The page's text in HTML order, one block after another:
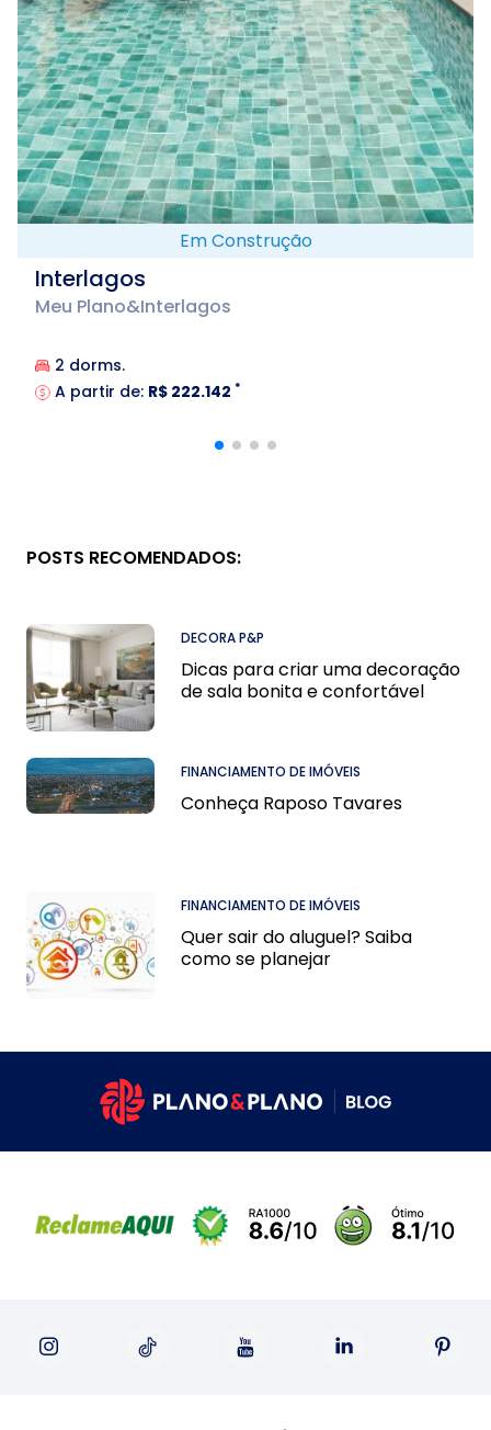
Em Construção
Interlagos
Meu Plano&Interlagos
2 dorms.
A partir de: R$ 222.142 *
POSTS RECOMENDADOS:
DECORA P&P
Dicas para criar uma decoração
de sala bonita e confortável
FINANCIAMENTO DE IMÓVEIS
Conheça Raposo Tavares
FINANCIAMENTO DE IMÓVEIS
Quer sair do aluguel? Saiba
como se planejar